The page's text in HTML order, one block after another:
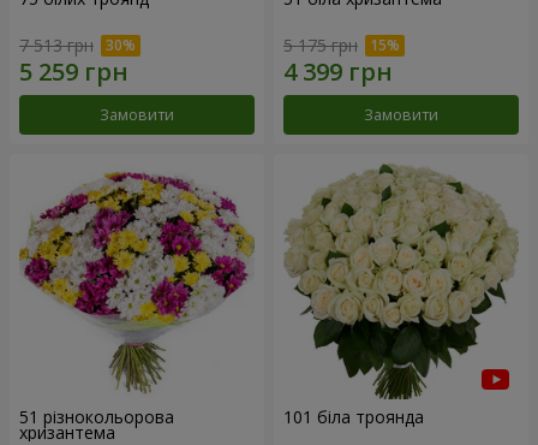
7 513 грн
Замовити
5 175 грн
Замовити
51 різнокольорова
хризантема
101 біла троянда